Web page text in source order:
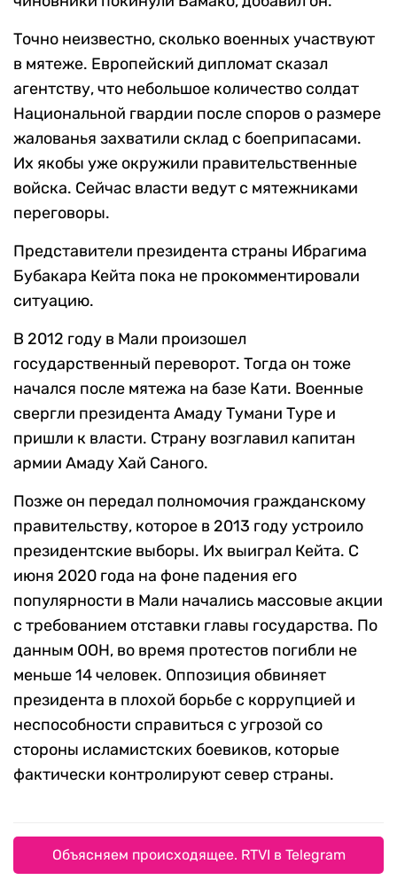
Точно неизвестно, сколько военных участвуют
в мятеже. Европейский дипломат сказал
агентству, что небольшое количество солдат
Национальной гвардии после споров о размере
жалованья захватили склад с боеприпасами.
Их якобы уже окружили правительственные
войска. Сейчас власти ведут с мятежниками
переговоры.
Представители президента страны Ибрагима
Бубакара Кейта пока не прокомментировали
ситуацию.
В 2012 году в Мали произошел
государственный переворот. Тогда он тоже
начался после мятежа на базе Кати. Военные
свергли президента Амаду Тумани Туре и
пришли к власти. Страну возглавил капитан
армии Амаду Хай Саного.
Позже он передал полномочия гражданскому
правительству, которое в 2013 году устроило
президентские выборы. Их выиграл Кейта. С
июня 2020 года на фоне падения его
популярности в Мали начались массовые акции
с требованием отставки главы государства. По
данным ООН, во время протестов погибли не
меньше 14 человек. Оппозиция обвиняет
президента в плохой борьбе с коррупцией и
неспособности справиться с угрозой со
стороны исламистских боевиков, которые
фактически контролируют север страны.
Объясняем происходящее. RTVI в Telegram